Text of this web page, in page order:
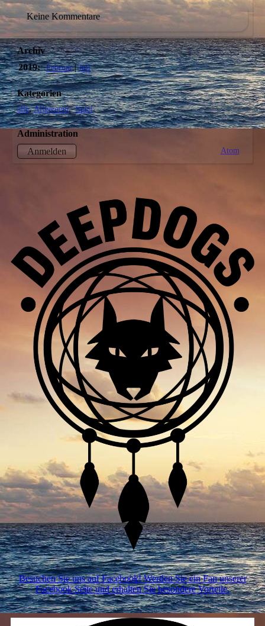
Keine Kommentare
Archiv
2019:
Februar|Juli
Kategorien
alle Allgemein Spiel
Administration
Anmelden
Atom
Besuchen Sie uns auf Facebook! Werden Sie ein Fan unserer
Facebook Seite und erhalten Sie besondere Vorteile.